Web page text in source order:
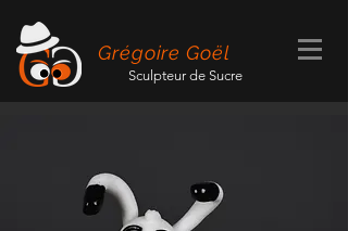
Grégoire Goël
Sculpteur de Sucre